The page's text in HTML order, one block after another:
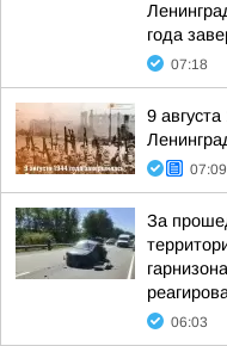
года
07:18
9
07:09
За
06:03